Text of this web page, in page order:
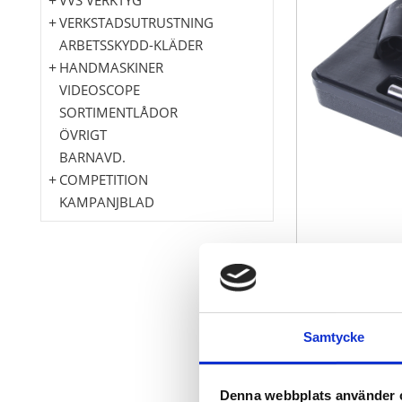
Samtycke
Denna webbplats använder
För
Med utdrivare
VERKSTADSUTRUSTNING
ARBETSSKYDD-KLÄDER
HANDMASKINER
VIDEOSCOPE
SORTIMENTLÅDOR
ÖVRIGT
BARNAVD.
COMPETITION
KAMPANJBLAD